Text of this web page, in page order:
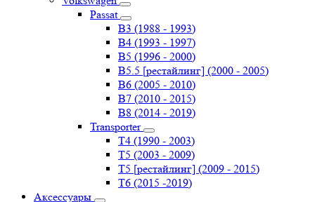
Passat
B3 (1988 - 1993)
B4 (1993 - 1997)
B5 (1996 - 2000)
B5.5 [рестайлинг] (2000 - 2005)
B6 (2005 - 2010)
B7 (2010 - 2015)
B8 (2014 - 2019)
Transporter
Т4 (1990 - 2003)
Т5 (2003 - 2009)
Т5 [рестайлинг] (2009 - 2015)
Т6 (2015 -2019)
Аксессуары